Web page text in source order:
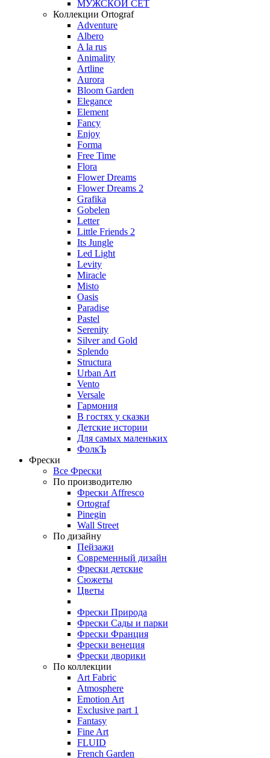
МУЖСКОЙ СЕТ
Коллекции Ortograf
Adventure
Albero
A la rus
Animality
Artline
Aurora
Bloom Garden
Elegance
Element
Fancy
Enjoy
Forma
Free Time
Flora
Flower Dreams
Flower Dreams 2
Grafika
Gobelen
Letter
Little Friends 2
Its Jungle
Led Light
Levity
Miracle
Misto
Oasis
Paradise
Pastel
Serenity
Silver and Gold
Splendo
Structura
Urban Art
Vento
Versale
Гармония
В гостях у сказки
Детские истории
Для самых маленьких
ФолкЪ
Фрески
Все Фрески
По производителю
Фрески Affresco
Ortograf
Pinegin
Wall Street
По дизайну
Пейзажи
Современный дизайн
Фрески детские
Сюжеты
Цветы
Фрески Природа
Фрески Сады и парки
Фрески Франция
Фрески венеция
Фрески дворики
По коллекции
Art Fabric
Atmosphere
Emotion Art
Exclusive part 1
Fantasy
Fine Art
FLUID
French Garden